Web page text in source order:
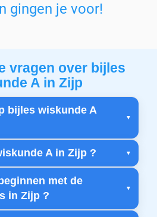
gingen je voor!
vragen over bijles
A in Zijp
bijles wiskunde A
A in Zijp ?
met de
in Zijp ?